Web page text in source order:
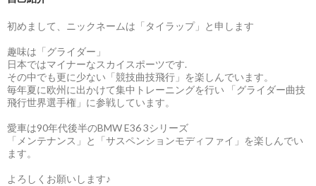
初めまして、ニックネームは「タイラップ」と申します
趣味は「グライダー」
日本ではマイナーなスカイスポーツです.
その中でも更に少ない「競技曲技飛行」を楽しんでいます。
毎年夏に欧州に出かけて集中トレーニングを行い 「グライダー曲技
飛行世界選手権」に参戦しています。
愛車は90年代後半のBMW E36 3シリーズ
「メンテナンス」と「サスペンションモディファイ」を楽しんでい
ます。
よろしくお願いします♪